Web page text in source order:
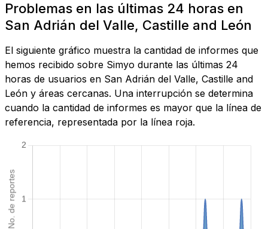
Problemas en las últimas 24 horas en
San Adrián del Valle, Castille and León
El siguiente gráfico muestra la cantidad de informes que
hemos recibido sobre Simyo durante las últimas 24
horas de usuarios en San Adrián del Valle, Castille and
León y áreas cercanas. Una interrupción se determina
cuando la cantidad de informes es mayor que la línea de
referencia, representada por la línea roja.